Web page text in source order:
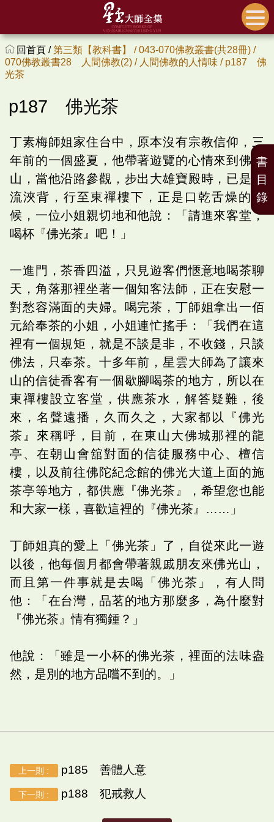
回首頁 /第三類【教科書】 /043-070佛教叢書(共28冊) /
070佛教叢書28 人間佛教(2) / 人間佛教的人情味 / p187 佛
光茶
p187 佛光茶
丁素梅師姐家住台中，原本沒有宗教信仰，三
年前的一個盛夏，他帶著遊覽的心情來到佛光
山，當他沿路參觀，步出大雄寶殿時，已是汗
流浹背，行至東禪樓下，正是口乾舌燥的時
候，一位小姐親切地和他說：「請進來客堂，
喝杯『佛光茶』吧！」
一進門，茶香四溢，只見遊客們愜意地喝茶聊
天，角落那裡坐著一個知客法師，正在安慰一
對愁容滿面的夫婦。喝完茶，丁師姐拿出一佰
元給奉茶的小姐，小姐連忙搖手：「我們在這
裡有一個規矩，就是不談是非，不收錢，只談
佛法，只奉茶。十多年前，星雲大師為了讓來
山的信徒香客有一個歇腳喝茶的地方，所以在
東禪樓設立客堂，供應茶水，解答疑難，後
來，名聲遠播，久而久之，大家都以『佛光
茶』來稱呼，目前，在東山大佛城那裡的龍
亭、在朝山會舘對面的信徒服務中心、檀信
樓，以及前往佛陀紀念館的佛光大道上面的施
茶亭等地方，都供應『佛光茶』，希望您也能
和大家一樣，喜歡這裡的『佛光茶』……」
丁師姐真的愛上「佛光茶」了，自從來此一遊
以後，他每個月都會帶著親戚朋友來佛光山，
而且第一件事就是去喝「佛光茶」，有人問
他：「在台灣，品茗的地方那麼多，為什麼對
『佛光茶』情有獨鍾？」
他說：「雖是一小杯的佛光茶，裡面的法味盎
然，是別的地方品嚐不到的。」
上一則 : p185 善體人意
下一則 : p188 犯戒救人
書
目
錄